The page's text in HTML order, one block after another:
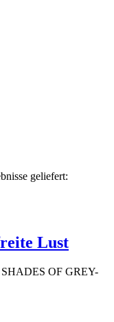
geliefert:
Lust
SHADES OF GREY-